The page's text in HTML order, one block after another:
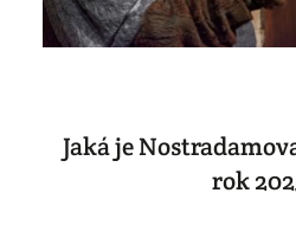
Jaká je
rok